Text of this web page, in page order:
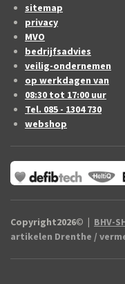
sitemap
privacy
MVO
bedrijfsadvies
veilig-ondernemen
op werkdagen van
08:30 tot 17:00 uur
Tel. 085 - 1304 730
webshop
Copyright2026© | BHV-
artikelen Drenthe /